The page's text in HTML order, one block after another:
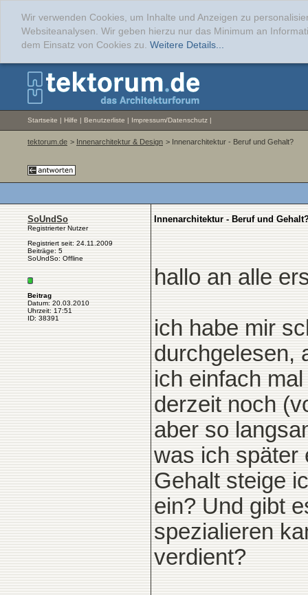
Wir verwenden Cookies, um Inhalte und Anzeigen zu
Websiteanalysen. Wir geben hierzu nur das Minimum an
dem Einsatz von Cookies zu. Weitere Details...
Startseite | Hilfe | Benutzerliste | Impressum/Datenschutz |
tektorum.de > Innenarchitektur & Design > Innenarchitektur - Beruf und Gehalt?
SoUndSo
Registrierter Nutzer
Registriert seit: 24.11.2009
Beiträge: 5
SoUndSo: Offline
Beitrag
Datum: 20.03.2010
Uhrzeit: 17:51
ID: 38391
Innenarchitektur - Beruf und
hallo an alle
ich habe mir
durchgelesen,
ich einfach
derzeit noch
aber so
was ich später
Gehalt steige
ein? Und gibt
spezialieren
verdient?